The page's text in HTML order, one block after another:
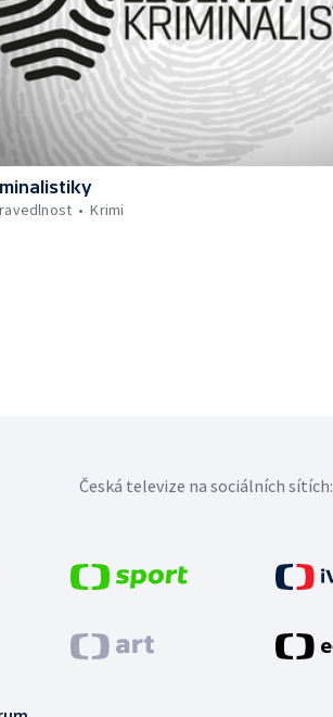
Krimi
Česká televize na sociálních sítích: